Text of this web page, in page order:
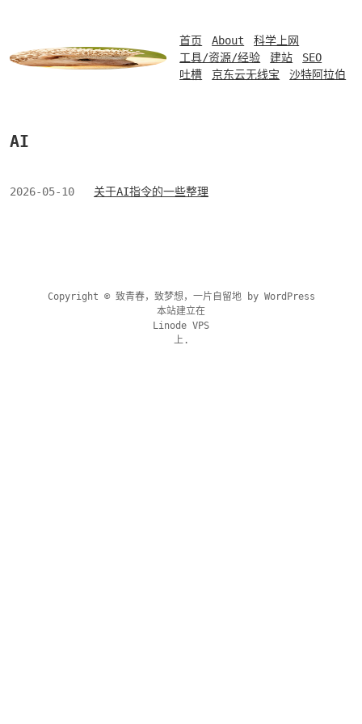
首页 About
科学上网
工具/资源/经验
建站
SEO
吐槽
京东云无线宝 沙特阿拉伯
AI
2026-05-10 关于AI指令的一些整理
Copyright © 致青春，致梦想，一片自留地 by WordPress
本站建立在
Linode VPS
上.